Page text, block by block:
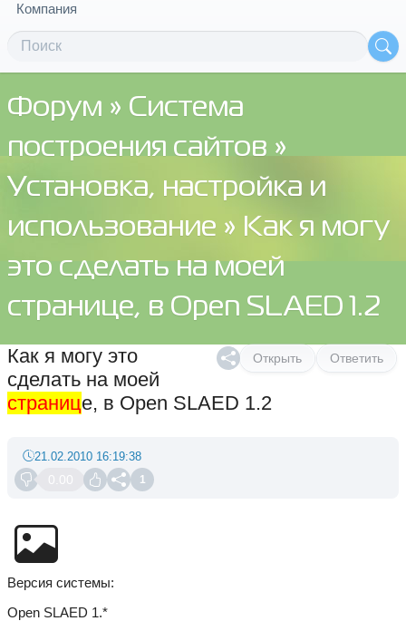
Компания
Форум » Система
построения сайтов »
Установка, настройка и
использование » Как я могу
это сделать на моей
странице, в Open SLAED 1.2
Открыть Ответить
Как я могу это
сделать на моей
странице, в Open SLAED 1.2
0.00 1
21.02.2010 16:19:38
Версия системы
Open SLAED 1.*